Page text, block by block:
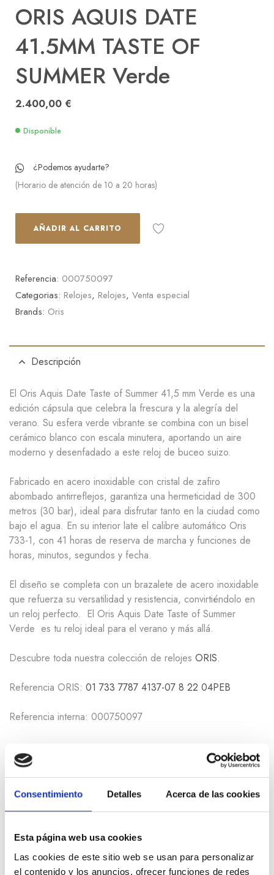
Consentimiento Detalles Acerca de las cookies
Esta página web usa cookies
Las cookies de este sitio web se usan para personalizar
el contenido y los anuncios, ofrecer funciones de redes
ORIS AQUIS DATE
41.5MM TASTE OF
SUMMER Verde
2.400,00 €
Disponible
¿Podemos ayudarte?
(Horario de atención de 10 a 20 horas)
AÑADIR AL CARRITO
Referencia: 000750097
Categorias: Relojes, Relojes, Venta especial
Brands: Oris
Descripción
El Oris Aquis Date Taste of Summer 41,5 mm Verde es una
edición cápsula que celebra la frescura y la alegría del
verano. Su esfera verde vibrante se combina con un bisel
cerámico blanco con escala minutera, aportando un aire
moderno y desenfadado a este reloj de buceo suizo.
Fabricado en acero inoxidable con cristal de zafiro
abombado antirreflejos, garantiza una hermeticidad de 300
metros (30 bar), ideal para disfrutar tanto en la ciudad como
bajo el agua. En su interior late el calibre automático Oris
733-1, con 41 horas de reserva de marcha y funciones de
horas, minutos, segundos y fecha.
El diseño se completa con un brazalete de acero inoxidable
que refuerza su versatilidad y resistencia, convirtiéndolo en
un reloj perfecto. El Oris Aquis Date Taste of Summer
Verde es tu reloj ideal para el verano y más allá.
Descubre toda nuestra colección de relojes ORIS.
Referencia ORIS: 01 733 7787 4137-07 8 22 04PEB
Referencia interna: 000750097
Información adicional
Productos relacionados